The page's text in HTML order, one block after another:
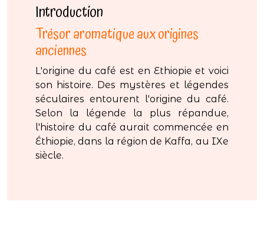
Introduction
Trésor aromatique aux origines
anciennes
L'origine du café est en Ethiopie et voici
son histoire. Des mystères et légendes
séculaires entourent l'origine du café.
Selon la légende la plus répandue,
l'histoire du café aurait commencée en
Éthiopie, dans la région de Kaffa, au IXe
siècle.